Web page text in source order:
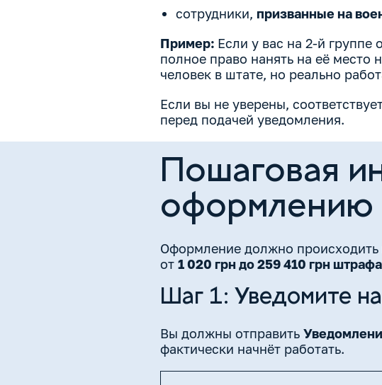
сотрудники, призванные на
Пример: Если у вас на 2-й группе
полное право нанять на её место
человек в штате, но реально
Если вы не уверены,
перед подачей уведомления.
Пошаговая
оформлению
Оформление должно
от 1 020 грн до 259 410 грн штрафа
Шаг 1: Уведомите
Вы должны отправить
фактически начнёт работать.